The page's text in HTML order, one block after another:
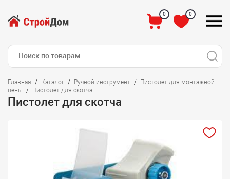
0 0
Главная Каталог Ручной инструмент
Пистолет для монтажной
пены
Пистолет для скотча
Пистолет для скотча